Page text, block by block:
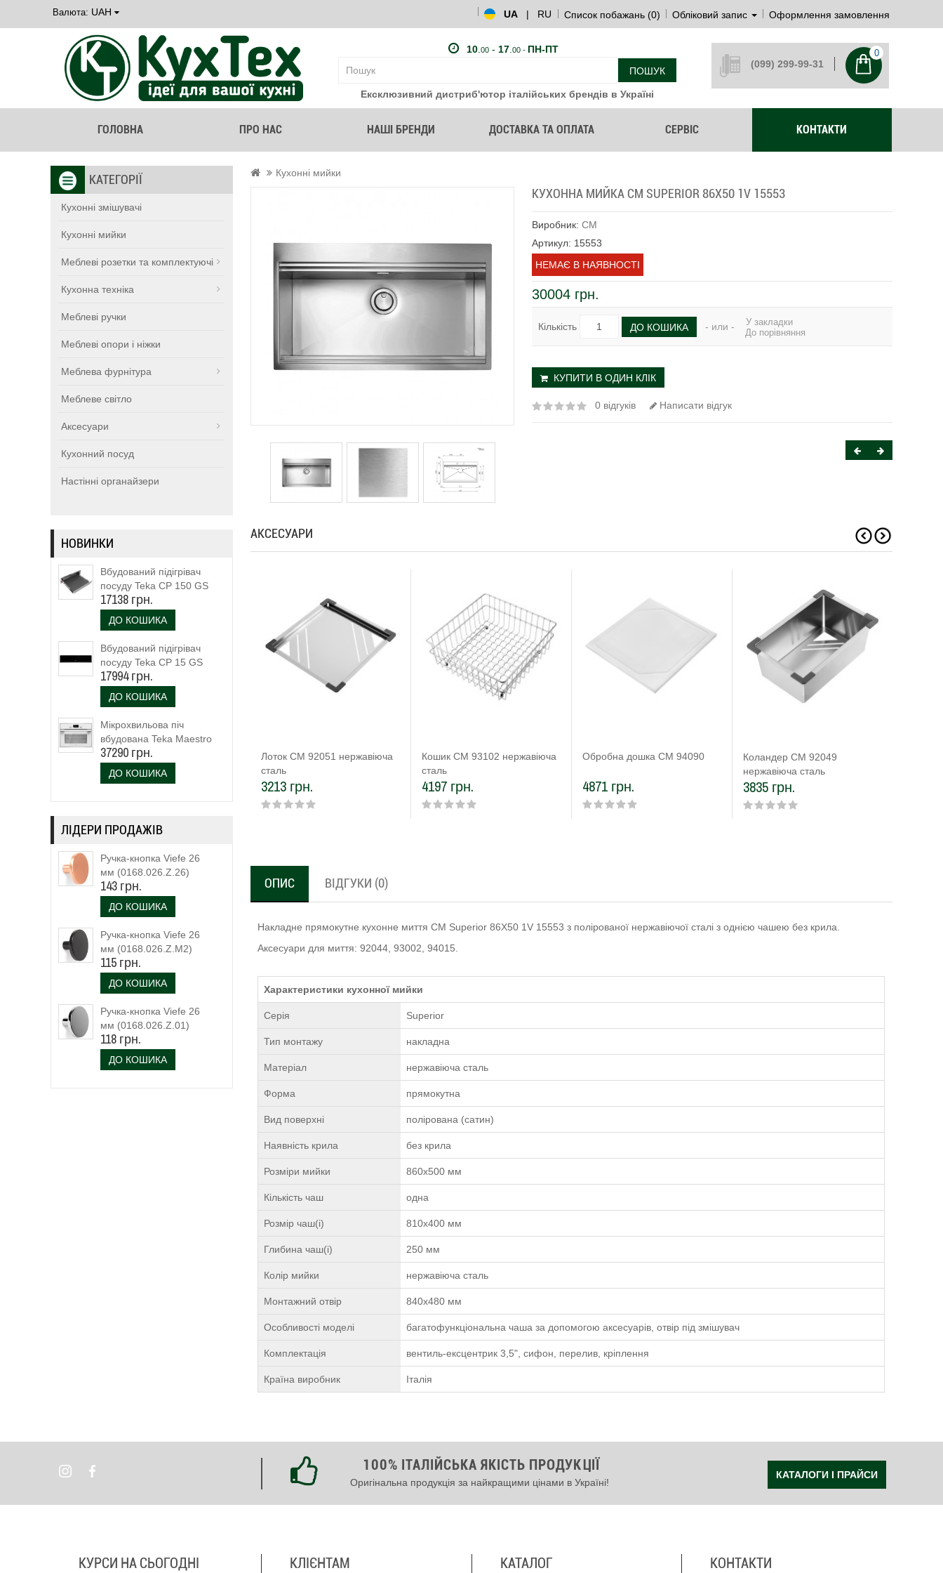
Валюта: UAH UA | RU Список побажань (0) Обліковий запис Оформлення замовлення
10. 00- 17. 00 - ПН-ПТ
ПОШУК
Ексклюзивний дистриб'ютор італійських брендів в Україні
(099) 299-99-31
0
ГОЛОВНА ПРО НАС НАШІ БРЕНДИ ДОСТАВКА ТА ОПЛАТА СЕРВІС КОНТАКТИ
КАТЕГОРІЇ
Кухонні змішувачі
Кухонні мийки
Меблеві розетки та комплектуючі
Кухонна техніка
Меблеві ручки
Меблеві опори і ніжки
Меблева фурнітура
Меблеве світло
Аксесуари
Кухонний посуд
Настінні органайзери
НОВИНКИ
Вбудований підігрівач
посуду Teka CP 150 GS
(111600003)
17138 грн.
ДО КОШИКА
Вбудований підігрівач
посуду Teka CP 15 GS
(40589920)
17994 грн.
ДО КОШИКА
Мікрохвильова піч
вбудована Teka Maestro
MLC 844 (111160023)
біле скло
37290 грн.
ДО КОШИКА
ЛІДЕРИ ПРОДАЖІВ
Ручка-кнопка Viefe 26
мм (0168.026.Z.26)
143 грн.
ДО КОШИКА
Ручка-кнопка Viefe 26
мм (0168.026.Z.M2)
чорний матовий
115 грн.
ДО КОШИКА
Ручка-кнопка Viefe 26
мм (0168.026.Z.01)
118 грн.
ДО КОШИКА
Кухонні мийки
КУХОННА МИЙКА CM SUPERIOR 86Х50 1V 15553
Виробник:CM
Артикул: 15553
НЕМАЄ В НАЯВНОСТІ
30004 грн.
Кількість ДО КОШИКА - или -
У закладки
До порівняння
КУПИТИ В ОДИН КЛІК
0 відгуків Написати відгук
АКСЕСУАРИ
Лоток CM 92051 нержавіюча
сталь
3213 грн.
Кошик CM 93102 нержавіюча
сталь
4197 грн.
Обробна дошка CM 94090
4871 грн.
Коландер CM 92049
нержавіюча сталь
3835 грн.
ОПИС ВІДГУКИ (0)
Накладне прямокутне кухонне миття CM Superior 86Х50 1V 15553 з полірованої нержавіючої сталі з однією чашею без крила.
Аксесуари для миття: 92044, 93002, 94015.
Характеристики кухонної мийки
Серія Superior
Тип монтажу накладна
Матеріал нержавіюча сталь
Форма прямокутна
Вид поверхні полірована (сатин)
Наявність крила без крила
Розміри мийки 860х500 мм
Кількість чаш одна
Розмір чаш(і) 810х400 мм
Глибина чаш(і) 250 мм
Колір мийки нержавіюча сталь
Монтажний отвір 840х480 мм
Особливості моделі багатофункціональна чаша за допомогою аксесуарів, отвір під змішувач
Комплектація вентиль-ексцентрик 3,5", сифон, перелив, кріплення
Країна виробник Італія
100% ІТАЛІЙСЬКА ЯКІСТЬ ПРОДУКЦІЇ
Оригінальна продукція за найкращими цінами в Україні!
КАТАЛОГИ І ПРАЙСИ
КУРСИ НА СЬОГОДНІ КЛІЄНТАМ КАТАЛОГ КОНТАКТИ